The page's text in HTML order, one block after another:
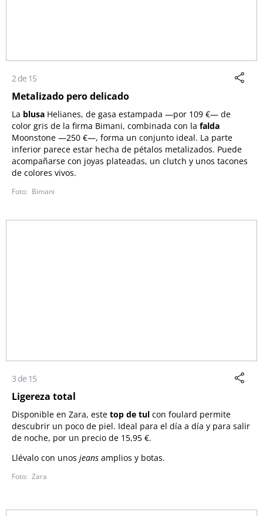
2 de 15
Metalizado pero delicado
La blusa Helianes, de gasa estampada —por 109 €— de
color gris de la firma Bimani, combinada con la falda
Moonstone —250 €—, forma un conjunto ideal. La parte
inferior parece estar hecha de pétalos metalizados. Puede
acompañarse con joyas plateadas, un clutch y unos tacones
de colores vivos.
Bimani
3 de 15
Ligereza total
Disponible en Zara, este top de tul con foulard permite
descubrir un poco de piel. Ideal para el día a día y para salir
de noche, por un precio de 15,95 €.
Llévalo con unos jeans amplios y botas.
Zara